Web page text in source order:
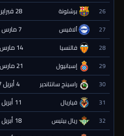
26 برشلونة 28 فبراير 2027 - 19:00
27 ألافيس 7 مارس 2027 - 19:00
28 فالنسيا 14 مارس 2027 - 19:00
29 إسبانيول 21 مارس 2027 - 19:00
30 راسينج سانتاندير 4 أبريل 2027 - 19:00
31 فياريال 11 أبريل 2027 - 19:00
32 ريال بيتيس 18 أبريل 2027 - 19:00